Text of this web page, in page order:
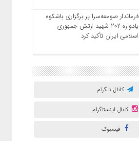
فرماندار صومعه‌سرا بر برگزاری باشکوه
یادواره ۲۰۲ شهید ارتش جمهوری
اسلامی ایران تأکید کرد
کانال تلگرام
کانال اینستاگرام
فیسبوک